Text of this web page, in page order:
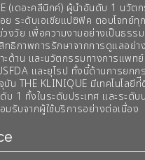
(เดอะคลีนิกค์) ผู้นำอันดับ 1 นวัต
ย ระดับเอเชียแปซิฟิค ตอบโจทย์ทุ
งวัย เพื่อความงามอย่างเป็นธรร
ทธิภาพการรักษาจากการดูแลอย่
ะด้าน และนวัตกรรมทางการแพท
และยุโรป ทั้งนี้ด้านการยกก
น THE KLINIQUE มีเทคโนโลยี
1 ทั้งในระดับประเทศ และระดับ
มรับจากผู้ใช้บริการอย่างต่อเนื่อง